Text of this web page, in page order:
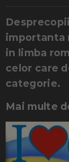
importanta
in limba
celor care
categorie.
Mai multe